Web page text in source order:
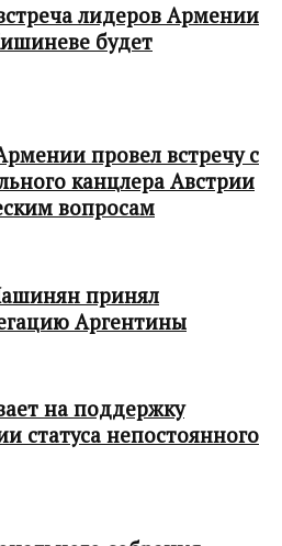
лидеров Армении
будет
провел встречу с
канцлера Австрии
вопросам
принял
Аргентины
на поддержку
статуса непостоянного